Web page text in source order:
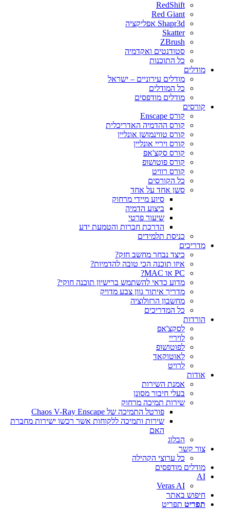
RedShift
Red Giant
Shapr3d אפליקציה
Skatter
ZBrush
סטודנטים ואקדמיה
כל התוכנות
מודלים
מודלים עירוניים – ישראל
כל המודלים
מודלים מודפסים
קורסים
קורס Enscape
קורס ההדמיה האדריכלית
קורס טווינמושן אונליין
קורס ויריי אונליין
קורס סקצ'אפ
קורס פוטושופ
קורס רוויט
כל הקורסים
סשן אחד על אחד
סיוע מיידי מרחוק
ביצוע הדמיה
שיעור פרטי
הדרכת חברות והטמעת ידע
כניסת תלמידים
מדריכים
כיצד נבחר מחשב חזק?
איזו תוכנה הכי טובה להדמיות?‎‎
PC או MAC?
מדוע כדאי להשתמש ברישיון תוכנה חוקי?
מדריך איתור גוון צבע מדויק
מחשבון הרזולוציה
כל המדריכים
הורדות
לסקצ'אפ
לויריי
לפוטושופ
לאוטוקאד
לרויט
אודות
אמנת השירות
בעלי חיבור מסונן
שירות תמיכה מרחוק
פורטל התמיכה של Chaos V-Ray Enscape
שירות ותמיכה ללקוחות אשר רכשו ישירות מחברת
האם
הבלוג
צור קשר
כל ערוצי הקהילה
מודלים מודפסים
AI
Veras AI
חיפוש באתר
תפריט תפריט